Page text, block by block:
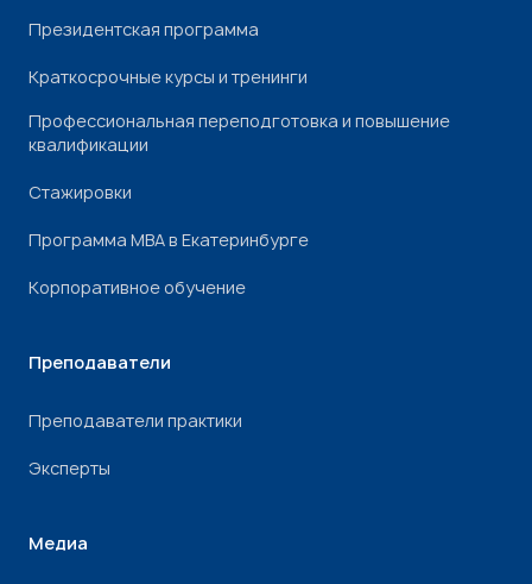
Президентская программа
Краткосрочные курсы и тренинги
Профессиональная переподготовка и повышение
квалификации
Стажировки
Программа МВА в Екатеринбурге
Корпоративное обучение
Преподаватели
Преподаватели практики
Эксперты
Медиа